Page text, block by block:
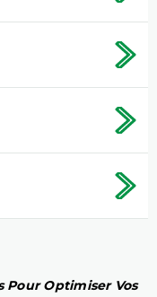
Pour Optimiser Vos